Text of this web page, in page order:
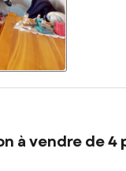
à vendre de 4